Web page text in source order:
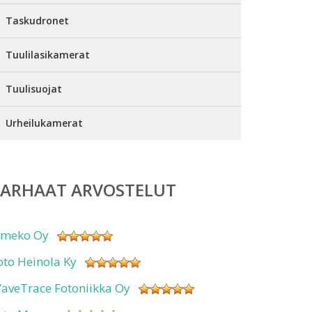
Taskudronet
Tuulilasikamerat
Tuulisuojat
Urheilukamerat
ARVOSTELUT
Oy
Heinola Ky
Fotoniikka Oy